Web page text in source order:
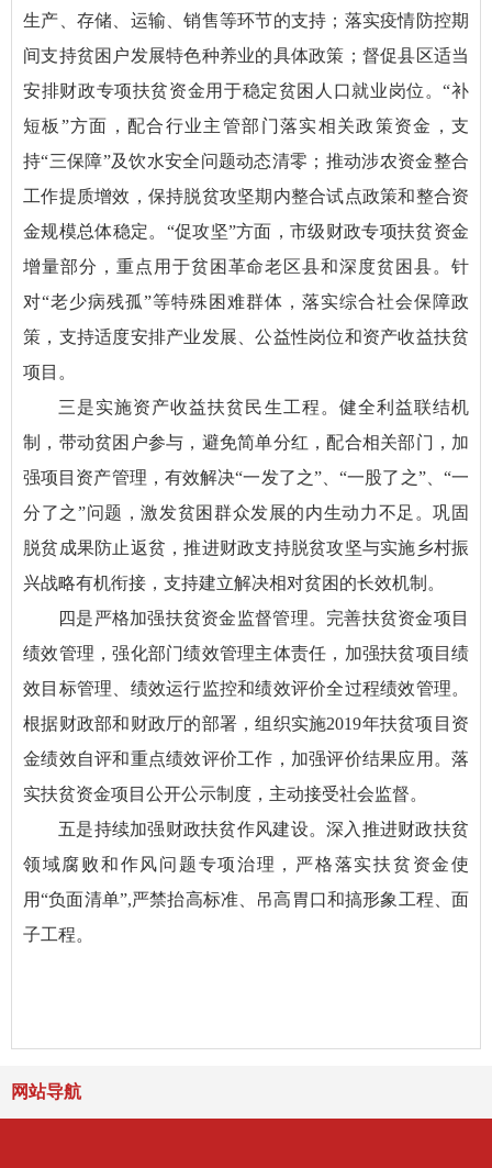
生产、存储、运输、销售等环节的支持；落实疫情防控期
间支持贫困户发展特色种养业的具体政策；督促县区适当
安排财政专项扶贫资金用于稳定贫困人口就业岗位。“补
短板”方面，配合行业主管部门落实相关政策资金，支
持“三保障”及饮水安全问题动态清零；推动涉农资金整合
工作提质增效，保持脱贫攻坚期内整合试点政策和整合资
金规模总体稳定。“促攻坚”方面，市级财政专项扶贫资金
增量部分，重点用于贫困革命老区县和深度贫困县。针
对“老少病残孤”等特殊困难群体，落实综合社会保障政
策，支持适度安排产业发展、公益性岗位和资产收益扶贫
项目。
三是实施资产收益扶贫民生工程。健全利益联结机
制，带动贫困户参与，避免简单分红，配合相关部门，加
强项目资产管理，有效解决“一发了之”、“一股了之”、“一
分了之”问题，激发贫困群众发展的内生动力不足。巩固
脱贫成果防止返贫，推进财政支持脱贫攻坚与实施乡村振
兴战略有机衔接，支持建立解决相对贫困的长效机制。
四是严格加强扶贫资金监督管理。完善扶贫资金项目
绩效管理，强化部门绩效管理主体责任，加强扶贫项目绩
效目标管理、绩效运行监控和绩效评价全过程绩效管理。
根据财政部和财政厅的部署，组织实施2019年扶贫项目资
金绩效自评和重点绩效评价工作，加强评价结果应用。落
实扶贫资金项目公开公示制度，主动接受社会监督。
五是持续加强财政扶贫作风建设。深入推进财政扶贫
领域腐败和作风问题专项治理，严格落实扶贫资金使
用“负面清单”,严禁抬高标准、吊高胃口和搞形象工程、面
子工程。
网站导航